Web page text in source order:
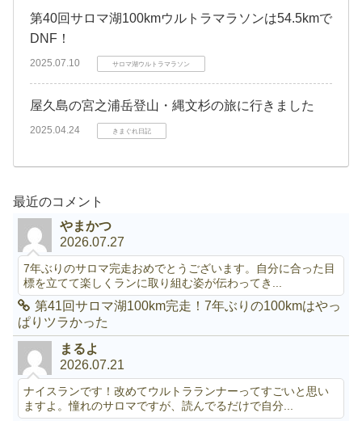
第40回サロマ湖100kmウルトラマラソンは54.5kmで
DNF！
2025.07.10 サロマ湖ウルトラマラソン
屋久島の宮之浦岳登山・縄文杉の旅に行きました
2025.04.24 きまぐれ日記
最近のコメント
やまかつ
2026.07.27
7年ぶりのサロマ完走おめでとうございます。自分に合った目
標を立てて楽しくランに取り組む姿が伝わってき...
第41回サロマ湖100km完走！7年ぶりの100kmはやっ
ぱりツラかった
まるよ
2026.07.21
ナイスランです！改めてウルトラランナーってすごいと思い
ますよ。憧れのサロマですが、読んでるだけで自分...